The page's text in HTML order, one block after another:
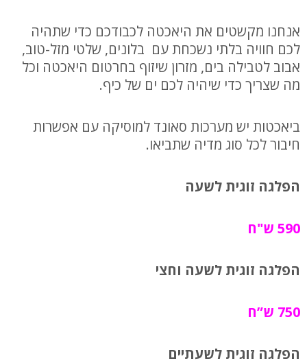
אנחנו מקשטים את היאכטה לכבודכם כדי שתהיה
לכם חוויה בלתי נשכחת עם בלונים, שלטי מזל-טוב,
אבוב לטבילה בים, מזרון שיזוף בחרטום היאכטה וכל
מה שצריך כדי שיהיה לכם ים של כיף.
ביאכטות יש מערכות סאונד למוסיקה עם אפשרות
חיבור לכל סוג מדיה שתביאו.
הפלגה זוגית לשעה
590 ש"ח
הפלגה זוגית לשעה וחצי
750 ש”ח
הפלגה זוגית לשעתיים